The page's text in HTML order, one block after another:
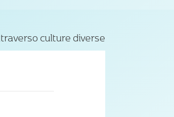
culture diverse